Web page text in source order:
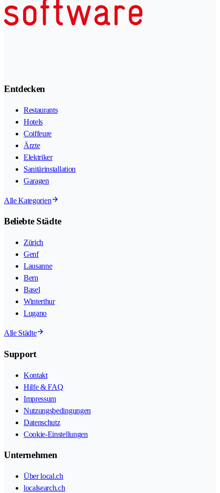
Entdecken
Restaurants
Hotels
Coiffeure
Ärzte
Elektriker
Sanitärinstallation
Garagen
Alle Kategorien
Beliebte Städte
Zürich
Genf
Lausanne
Bern
Basel
Winterthur
Lugano
Alle Städte
Support
Kontakt
Hilfe & FAQ
Impressum
Nutzungsbedingungen
Datenschutz
Cookie-Einstellungen
Unternehmen
Über local.ch
localsearch.ch